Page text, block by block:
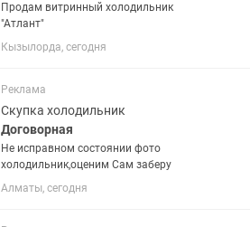
Продам витринный холодильник
"Атлант"
Кызылорда, сегодня
Реклама
Скупка холодильник
Договорная
Не исправном состоянии фото
холодильник,оценим Сам заберу
Алматы, сегодня